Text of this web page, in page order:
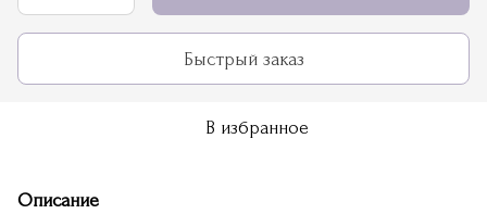
Быстрый заказ
В избранное
Описание